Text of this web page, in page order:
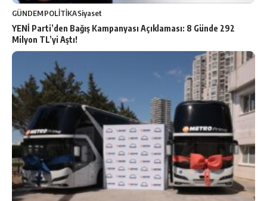
GÜNDEMPOLİTİKASiyaset
YENİ Parti’den Bağış Kampanyası Açıklaması: 8 Günde 292
Milyon TL’yi Aştı!